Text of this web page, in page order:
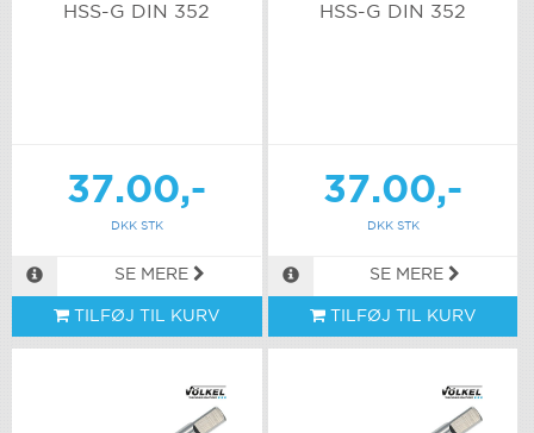
HSS-G DIN 352
37.00,-
DKK STK
SE MERE
TILFØJ TIL KURV
HSS-G DIN 352
37.00,-
DKK STK
SE MERE
TILFØJ TIL KURV